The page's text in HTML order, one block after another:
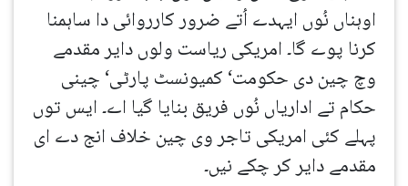
اوہناں نُوں ایہدے اُتے ضرور کارروائی دا ساہمنا
کرنا پوے گا۔ امریکی ریاست ولوں دایر مقدمے
وچ چین دی حکومت‘ کمیونسٹ پارٹی‘ چینی
حکام تے اداریاں نُوں فریق بنایا گیا اے۔ ایس توں
پہلے کئی امریکی تاجر وی چین خلاف انج دے ای
مقدمے دایر کر چکے نیں۔